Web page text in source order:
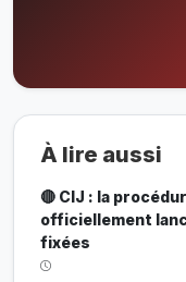
À lire aussi
🔴 CIJ : la
officiellement
fixées